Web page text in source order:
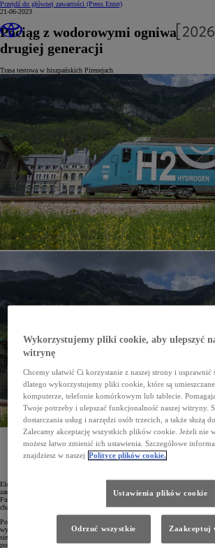
Przejdź do głównej zawartości (Press Enter)
21-06-2023
Pociąg z wodorowymi ogniwami
drugiej generacji
Trasa testowa w hiszpańskich Pirenejach
FCH2Rail to demonstracyjny pociąg, wykorzystujący wodorowe
generacji. Jego możliwości zostały właśnie przetestowane na
Pirenejach.
Elektryczno-wodorowy pociąg FCH2Rail powstał na bazie popularnego
zasilany zarówno z sieci trakcyjnej, jak i z baterii i wodorowych ogniw
Fuel Cell Hybrid Power Pack wykorzystuje aż sześć modułów ogniw
charakteryzują się większą gęstością energii i mniejszymi rozmiarami niż
Podczas pierwszej, testowej trasy FCH2Rail wyruszył z Saragossy i dotarł
wymagający sprawdzian dla elektryczno-wodorowego napędu tego pociągu.
sieć trakcyjną, a na licznych, stromych podjazdach trzeba było korzystać z
pomyślnie, a pociąg z ogniwami paliwowymi Toyoty uzyskał autoryzację do
Wykorzystujemy pliki cookie, aby ulepszyć
witrynę
Chcemy ułatwić Ci korzystanie z naszej strony i usprawnić
dlatego wykorzystujemy pliki cookie, które są
komputerze, telefonie komórkowym lub tablecie.
Twoje potrzeby i ulepszać funkcjonalność naszej witryny.
dostarczania usług i narzędzi osób trzecich, a także służą
Zalecamy akceptację wszystkich plików cookie. Jeżeli nie
możesz łatwo zmienić ich ustawienia. Szczegółowe
znajdziesz w naszej Polityce plików cookie.
Ustawienia plików cookie
Odrzuć wszystkie Zaakceptuj